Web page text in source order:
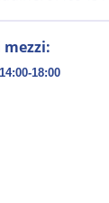
mezzi:
18:00